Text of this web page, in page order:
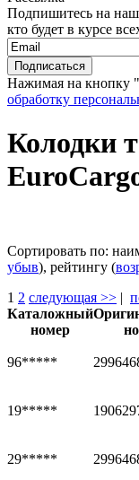
Подпишитесь на
кто будет в курсе
Нажимая на кнопку
обработку
Колодки
Сортировать по:
убыв), рейтингу (
1 2 следующая >> |
Каталожный
номер
96*****
19*****
29*****